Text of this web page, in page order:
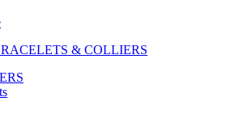
& COLLIERS